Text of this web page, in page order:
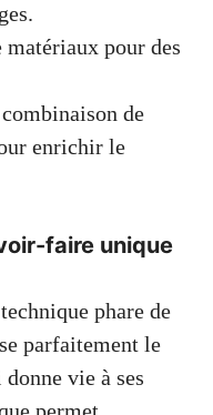
matériaux pour des
de
enrichir le
faire unique
phare de
parfaitement le
vie à ses